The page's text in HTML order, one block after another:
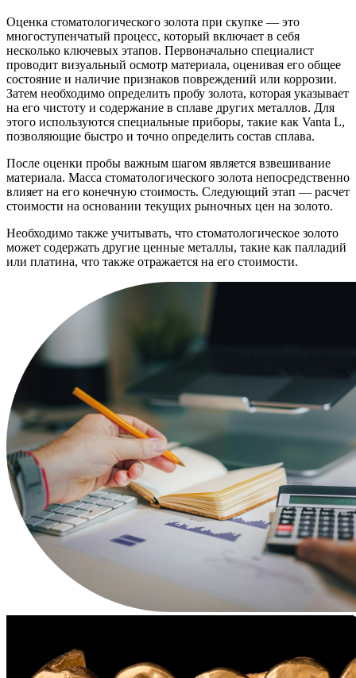
Оценка стоматологического золота при скупке — это
многоступенчатый процесс, который включает в себя
несколько ключевых этапов. Первоначально специалист
проводит визуальный осмотр материала, оценивая его общее
состояние и наличие признаков повреждений или коррозии.
Затем необходимо определить пробу золота, которая указывает
на его чистоту и содержание в сплаве других металлов. Для
этого используются специальные приборы, такие как Vanta L,
позволяющие быстро и точно определить состав сплава.
После оценки пробы важным шагом является взвешивание
материала. Масса стоматологического золота непосредственно
влияет на его конечную стоимость. Следующий этап — расчет
стоимости на основании текущих рыночных цен на золото.
Необходимо также учитывать, что стоматологическое золото
может содержать другие ценные металлы, такие как палладий
или платина, что также отражается на его стоимости.